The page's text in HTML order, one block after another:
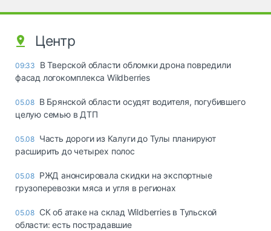
Центр
09:33
В Тверской области обломки дрона повредили
фасад логокомплекса Wildberries
05.08 В Брянской области осудят водителя, погубившего
целую семью в ДТП
05.08 Часть дороги из Калуги до Тулы планируют
расширить до четырех полос
05.08 РЖД анонсировала скидки на экспортные
грузоперевозки мяса и угля в регионах
05.08 СК об атаке на склад Wildberries в Тульской
области: есть пострадавшие